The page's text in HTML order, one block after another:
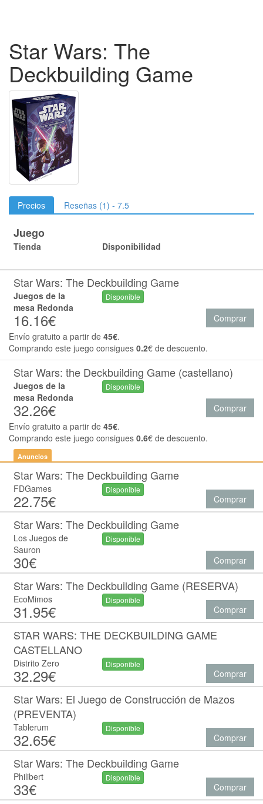
Star Wars: The
Deckbuilding Game
Precios Reseñas (1) - 7.5
Juego
Tienda Disponibilidad
Star Wars: The Deckbuilding Game
Juegos de la
mesa Redonda
16.16€
Disponible
Comprar
Envío gratuito a partir de 45€.
Comprando este juego consigues 0.2€ de descuento.
Star Wars: the Deckbuilding Game (castellano)
Juegos de la
mesa Redonda
32.26€
Disponible
Comprar
Envío gratuito a partir de 45€.
Comprando este juego consigues 0.6€ de descuento.
Anuncios
Star Wars: The Deckbuilding Game
FDGames
22.75€
Disponible
Comprar
Star Wars: The Deckbuilding Game
Los Juegos de
Sauron
30€
Disponible
Comprar
Star Wars: The Deckbuilding Game (RESERVA)
EcoMimos
31.95€
Disponible
Comprar
STAR WARS: THE DECKBUILDING GAME
CASTELLANO
Distrito Zero
32.29€
Disponible
Comprar
Star Wars: El Juego de Construcción de Mazos
(PREVENTA)
Tablerum
32.65€
Disponible
Comprar
Star Wars: The Deckbuilding Game
Philibert
33€
Disponible
Comprar